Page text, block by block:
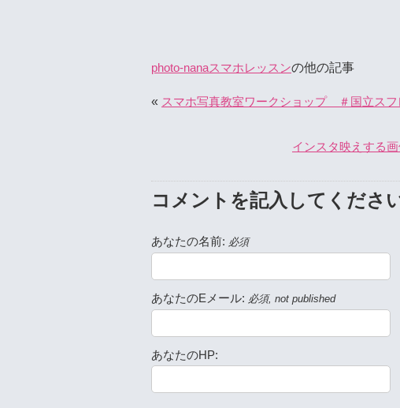
photo-nanaスマホレッスンの他の記事
« スマホ写真教室ワークショップ ＃国立スフ
インスタ映えする
コメントを記入してくださ
あなたの名前: 必須
あなたのEメール: 必須, not published
あなたのHP: